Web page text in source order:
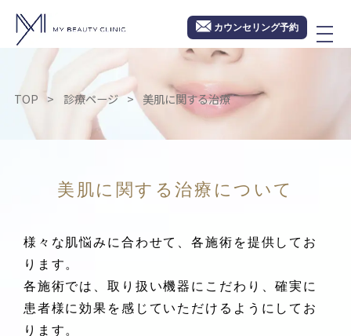
カウンセリング予約
TOP 診療ページ 美肌に関する治療
美肌に関する治療について
様々な肌悩みに合わせて、各施術を提供してお
ります。
各施術では、取り扱い機器にこだわり、確実に
患者様に効果を感じていただけるようにしてお
ります。